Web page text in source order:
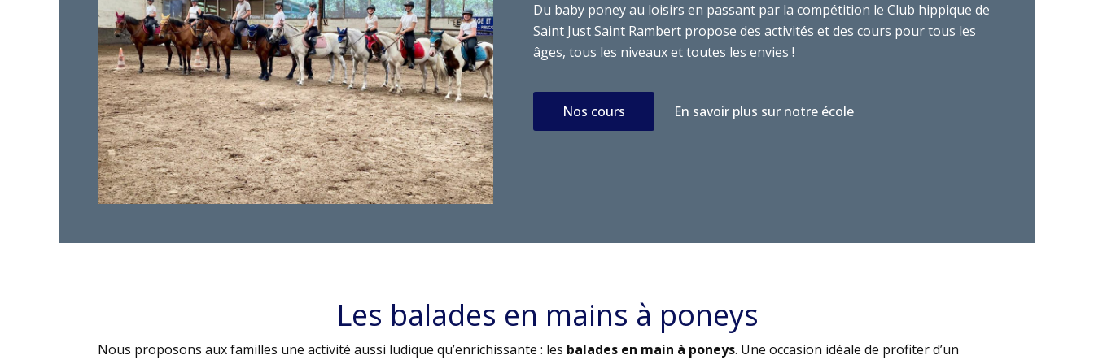
Du baby poney au loisirs en passant par la compétition le Club hippique de
Saint Just Saint Rambert propose des activités et des cours pour tous les
âges, tous les niveaux et toutes les envies !
Nos cours En savoir plus sur notre école
Les balades en mains à poneys
Nous proposons aux familles une activité aussi ludique qu’enrichissante : les balades en main à poneys. Une occasion idéale de profiter d’un